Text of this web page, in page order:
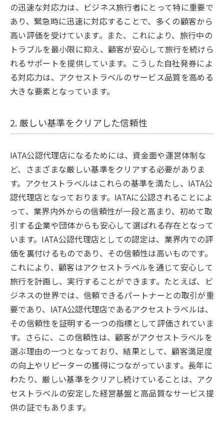
の迅速な対応力は、ビジネス旅行者にとって特に重要で
あり、緊急時に迅速に対応することで、多くの顧客から
高い評価を受けています。また、これにより、旅行中の
トラブルを最小限に抑え、顧客が安心して旅行を続けら
れるサポートを提供しています。こうした自社発券によ
る対応力は、アクセストラベルのサービス品質を高める
大きな要素となっています。
2. 厳しい基準をクリアした信頼性
IATA公認代理店になるためには、資金面や運営体制な
ど、さまざまな厳しい基準をクリアする必要がありま
す。アクセストラベルはこれらの基準を満たし、IATA公
認代理店となっております。IATAに公認されることによ
って、業界内外からの信頼性が一段と高まり、初めて取
引する企業や団体からも安心して選ばれる存在となって
います。IATA公認代理店としての認定は、業界内での評
価を裏付けるものであり、その信頼性は高いものです。
これにより、顧客はアクセストラベルを通じて安心して
旅行を計画し、実行することができます。たとえば、ビ
ジネスの世界では、信頼できるパートナーとの取引が重
要であり、IATA公認代理店であるアクセストラベルは、
その信頼性を証明する一つの指標として評価されていま
す。さらに、この信頼性は、顧客がアクセストラベルを
選ぶ理由の一つとなっており、結果として、顧客満足度
の向上やリピーターの獲得につながっています。長年に
わたり、厳しい基準をクリアし続けていることは、アク
セストラベルの安定した経営基盤と高品質なサービス提
供の証でもあります。